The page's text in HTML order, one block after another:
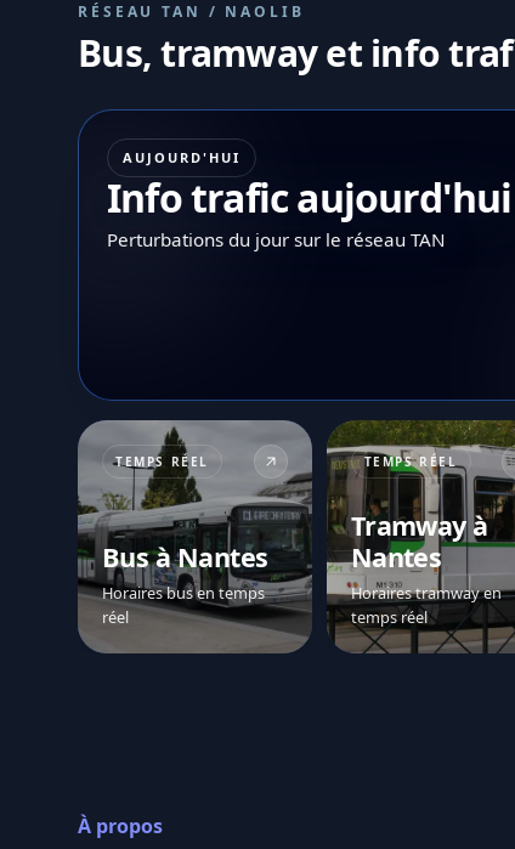
RÉSEAU TAN / NAOLIB
Bus, tramway et info
AUJOURD'HUI
Info trafic aujourd'hui
Perturbations du jour sur le réseau TAN
TEMPS RÉEL
Bus à Nantes
Horaires bus en temps
réel
TEMPS RÉEL
Tramway à
Nantes
Horaires tramway en
temps réel
À propos